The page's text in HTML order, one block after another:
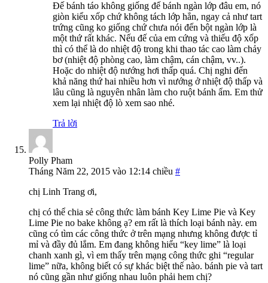
Đế bánh táo không giống đế bánh ngàn lớp đâu em, nó
giòn kiểu xốp chứ không tách lớp hẳn, ngay cả như tart
trứng cũng ko giống chứ chưa nói đến bột ngàn lớp là
một thứ rất khác. Nếu đế của em cứng và thiếu độ xốp
thì có thể là do nhiệt độ trong khi thao tác cao làm chảy
bơ (nhiệt độ phòng cao, làm chậm, cán chậm, vv..).
Hoặc do nhiệt độ nướng hơi thấp quá. Chị nghi đến
khả năng thứ hai nhiều hơn vì nướng ở nhiệt độ thấp và
lâu cũng là nguyên nhân làm cho ruột bánh ẩm. Em thử
xem lại nhiệt độ lò xem sao nhé.
Trả lời
Polly Pham
Tháng Năm 22, 2015 vào 12:14 chiều #
chị Linh Trang ơi,
chị có thể chia sẻ công thức làm bánh Key Lime Pie và Key
Lime Pie no bake không ạ? em rất là thích loại bánh này. em
cũng có tìm các công thức ở trên mạng nhưng không được tỉ
mỉ và đầy đủ lắm. Em đang không hiểu “key lime” là loại
chanh xanh gì, vì em thấy trên mạng công thức ghi “regular
lime” nữa, không biết có sự khác biệt thế nào. bánh pie và tart
nó cũng gần như giống nhau luôn phải hem chị?